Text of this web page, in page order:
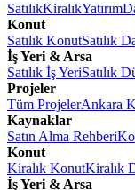
SatılıkKiralıkYatırım
Konut
Satılık KonutSatılık
İş Yeri & Arsa
Satılık İş YeriSatılık
Projeler
Tüm ProjelerAnkara
Kaynaklar
Satın Alma Rehberi
Konut
Kiralık KonutKiralık
İş Yeri & Arsa